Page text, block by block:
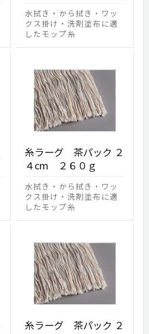
水拭き・から拭き・ワッ
クス掛け・洗剤塗布に適
したモップ糸
糸ラーグ 茶パック ２
４cm ２６０ｇ
水拭き・から拭き・ワッ
クス掛け・洗剤塗布に適
したモップ糸
糸ラーグ 茶パック ２